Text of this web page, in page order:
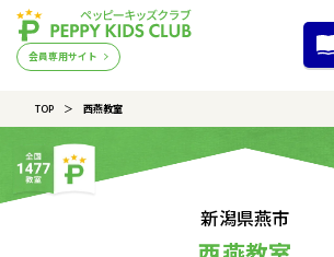
会員専用サイト
TOP 西燕教室
新潟県燕市